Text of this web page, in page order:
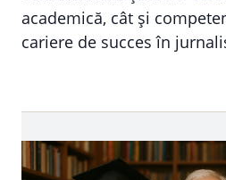
academică, cât și
cariere de succes în